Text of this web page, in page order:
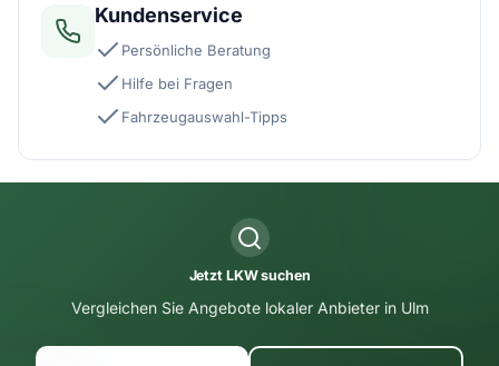
Kundenservice
Persönliche Beratung
Hilfe bei Fragen
Fahrzeugauswahl-Tipps
Jetzt LKW suchen
Vergleichen Sie Angebote lokaler Anbieter in Ulm